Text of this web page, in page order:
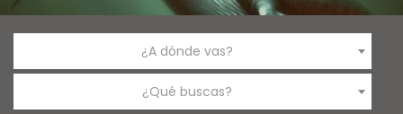
¿A dónde vas?
¿Qué buscas?